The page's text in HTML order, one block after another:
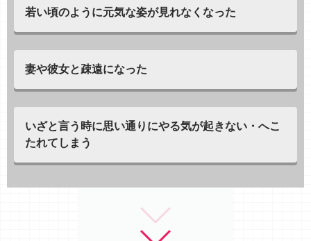
若い頃のように元気な姿が見れなくなった
妻や彼女と疎遠になった
いざと言う時に思い通りにやる気が起きない・へこ
たれてしまう